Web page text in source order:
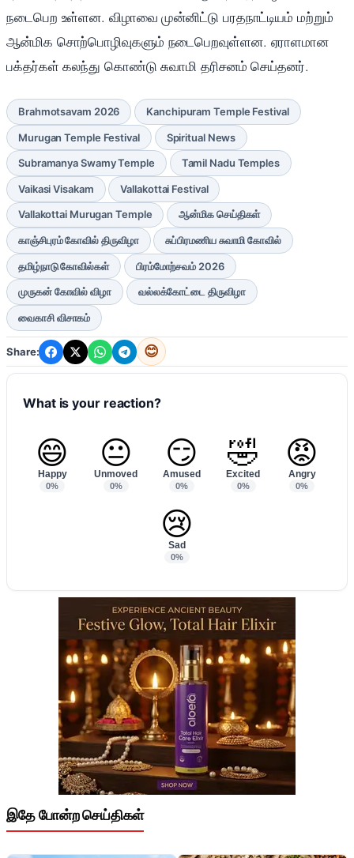
நடைபெற உள்ளன. விழாவை முன்னிட்டு பரதநாட்டியம் மற்றும்
ஆன்மிக சொற்பொழிவுகளும் நடைபெறவுள்ளன. ஏராளமான
பக்தர்கள் கலந்து கொண்டு சுவாமி தரிசனம் செய்தனர்.
Brahmotsavam 2026 Kanchipuram Temple Festival
Murugan Temple Festival Spiritual News
Subramanya Swamy Temple Tamil Nadu Temples
Vaikasi Visakam Vallakottai Festival
Vallakottai Murugan Temple ஆன்மிக செய்திகள்
காஞ்சிபுரம் கோவில் திருவிழா சுப்பிரமணிய சுவாமி கோவில்
தமிழ்நாடு கோவில்கள் பிரம்மோற்சவம் 2026
முருகன் கோவில் விழா வல்லக்கோட்டை திருவிழா
வைகாசி விசாகம்
Share: 😊
What is your reaction?
😄
Happy
0%
😐
Unmoved
0%
😏
Amused
0%
🤣
Excited
0%
😡
Angry
0%
😢
Sad
0%
இதே போன்ற செய்திகள்